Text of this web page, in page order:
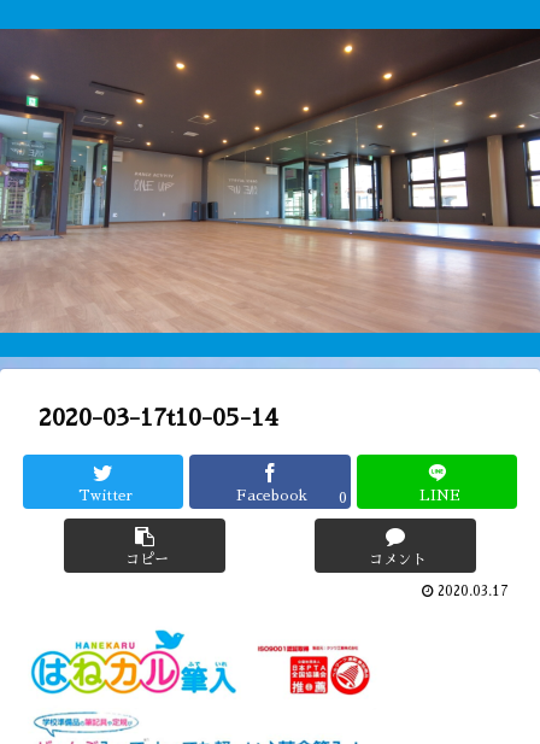
2020-03-17t10-05-14
Twitter Facebook 0 LINE
コピー コメント
2020.03.17